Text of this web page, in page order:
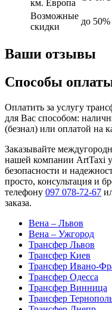
км. Европа
Возможные
скидки
до 50%
Ваши отзывы
Способы
Оплатить за услугу
для Вас способом:
(безнал) или оплатой на
Заказывайте
нашей компании ArtTaxi
безопасности и
просто, консультация и
телефону 097 078-72-67
заказа.
Вена – Львов
Вена – Ужгород
Трансфер Львов
Трансфер Киев
Трансфер Ивано-
Трансфер Одесса
Трансфер Винница
Трансфер